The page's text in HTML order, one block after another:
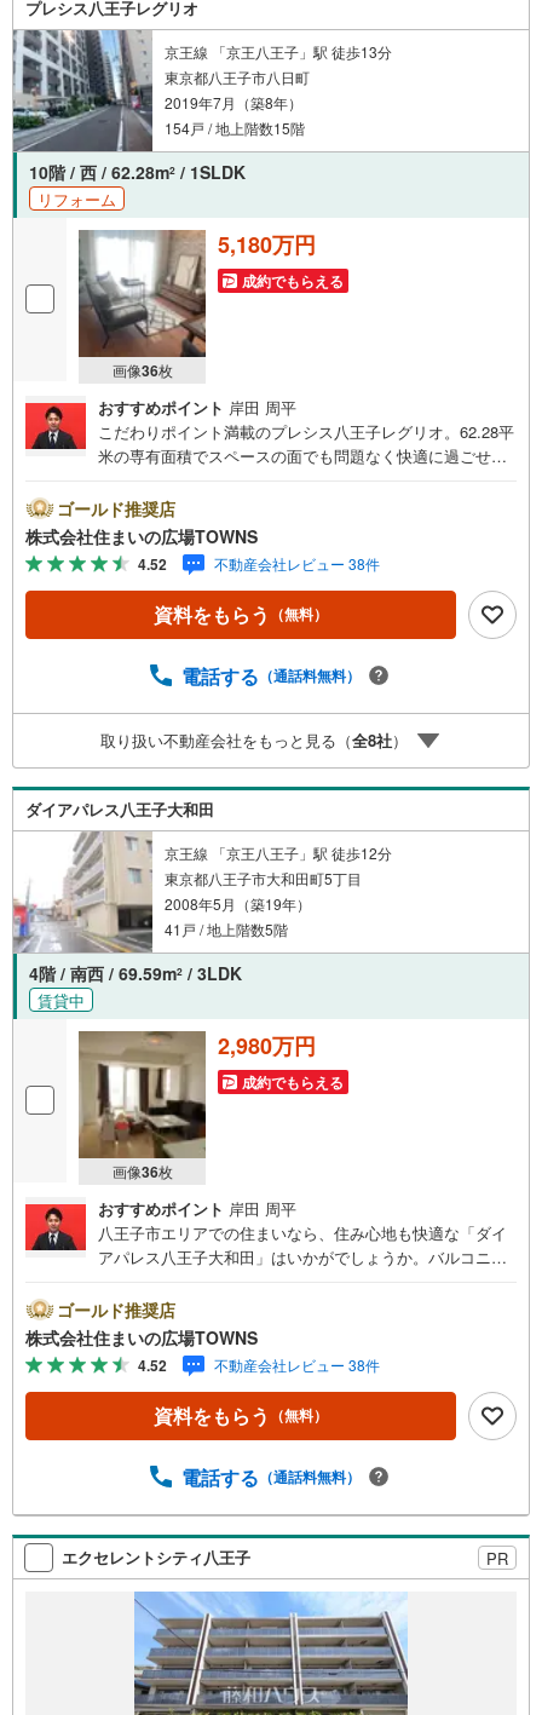
社の物件をご覧いただき、ありがとうございます。心を込
めてお手伝いさせて下さい
プレシス八王子レグリオ
京王線 「京王八王子」駅 徒歩13分
東京都八王子市八日町
2019年7月（築8年）
154戸 / 地上階数15階
10階 / 西 / 62.28m2 / 1SLDK
リフォーム
画像36枚
5,180万円
成約でもらえる
おすすめポイント 岸田 周平
こだわりポイント満載のプレシス八王子レグリオ。62.28平
米の専有面積でスペースの面でも問題なく快適に過ごせま
す。15階建ての物件ならいつでも快適です。5.49平米の広
さのバルコニー付き物件です。床暖房は燃料や火を使わな
い暖房器具ため安全に使うことができます。お湯を温め直
せる追い焚き機能付きです。【年中無休/9:00～21:00】人
気物件は特にお問い合わせが集中するため、お早めにお電
話下さい。「室内・現地を見学する」ボタンよりご予約頂
おります。○住宅ローンのご相談○ライフプランのシミュレ
タッフが親身になってお客様に合った物件をご紹介させて
頂きます！ /他社様掲載物件も併せてご紹介可能ですのでお
気軽にお問い合わせ下さい♪駐車場もございますので、お
車でのお越しも大歓迎です！
ゴールド推奨店
株式会社住まいの広場TOWNS
4.52 不動産会社レビュー 38件
資料をもらう （無料）
電話する （通話料無料）
取り扱い不動産会社をもっと見る（全8社）
ダイアパレス八王子大和田
京王線 「京王八王子」駅 徒歩12分
東京都八王子市大和田町5丁目
2008年5月（築19年）
41戸 / 地上階数5階
4階 / 南西 / 69.59m2 / 3LDK
賃貸中
画像36枚
2,980万円
成約でもらえる
おすすめポイント 岸田 周平
八王子市エリアでの住まいなら、住み心地も快適な「ダイ
アパレス八王子大和田」はいかがでしょうか。バルコニー
すことができる追焚機能付きの浴室です。荷物を受け取れ
ないときは宅配ボックスに届けられるので、外出や入浴な
ど私生活中に配達時間を気にする必要はありません。新生
活をはじめる方にお勧めな3LDKの物件があります。中古な
がらも綺麗な室内と魅力的な住環境のマンションです。駅
までは徒歩12分でアクセス可能です。【年中無休/9:00～2
めにお電話下さい。「室内・現地を見学する」ボタンより
も承っております。○住宅ローンのご相談○ライフプランの
シミュレーション■住まいの広場TOWNSからお客様へ経験
豊富なスタッフが親身になってお客様に合った物件をご紹
介させて頂きます！ /他社様掲載物件も併せてご紹介可能で
すのでお気軽にお問い合わせ下さい♪駐車場もございます
ので、お車でのお越しも大
ゴールド推奨店
株式会社住まいの広場TOWNS
4.52 不動産会社レビュー 38件
資料をもらう （無料）
電話する （通話料無料）
エクセレントシティ八王子 PR